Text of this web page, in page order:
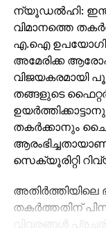
ന്യൂഡല്‍ഹി:
വിമാനത്തെ
എ.ഐ ഉപയോഗിച്ച്
അമേരിക്ക
വിജയകരമായി
തങ്ങളുടെ
തകര്‍ക്കാനും
സെക്യൂരിറ്റി
അതിര്‍ത്തിയിലെ
തകര്‍ത്തതിന്
വിവരങ്ങള്‍